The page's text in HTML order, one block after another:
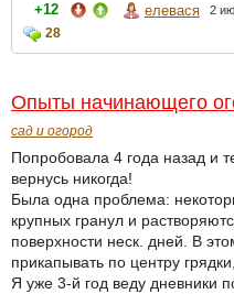
+12 елевася 2
28
Опыты начинающего
сад и огород
Попробовала 4 года назад и
вернусь никогда!
Была одна проблема:
крупных гранул и
поверхности неск. дней. В
прикапывать по центру
Я уже 3-й год веду дневники